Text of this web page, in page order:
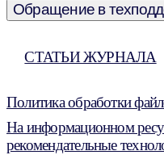
Обращение в
СТАТЬИ ЖУРНАЛА
Политика обработки
На информационном
рекомендательные